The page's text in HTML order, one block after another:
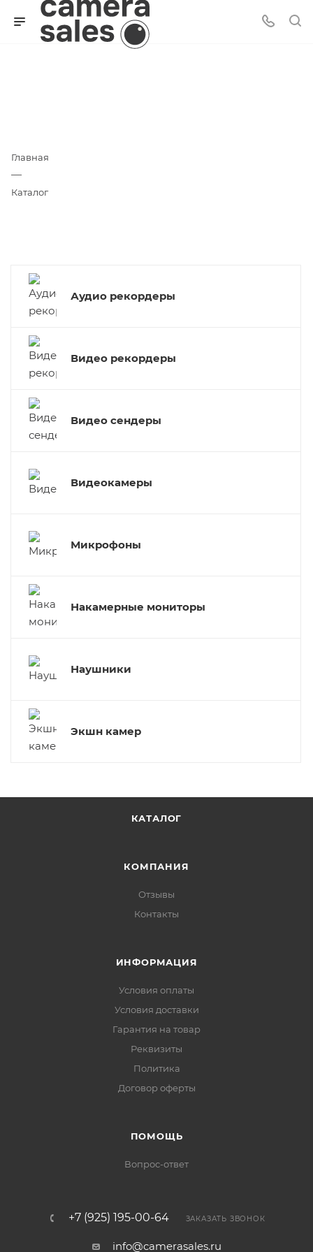
Главная
—
Каталог
Аудио рекордеры
Видео рекордеры
Видео сендеры
Видеокамеры
Микрофоны
Накамерные мониторы
Наушники
Экшн камер
КАТАЛОГ
КОМПАНИЯ
Отзывы
Контакты
ИНФОРМАЦИЯ
Условия оплаты
Условия доставки
Гарантия на товар
Реквизиты
Политика
Договор оферты
ПОМОЩЬ
Вопрос-ответ
+7 (925) 195-00-64 ЗАКАЗАТЬ ЗВОНОК
info@camerasales.ru